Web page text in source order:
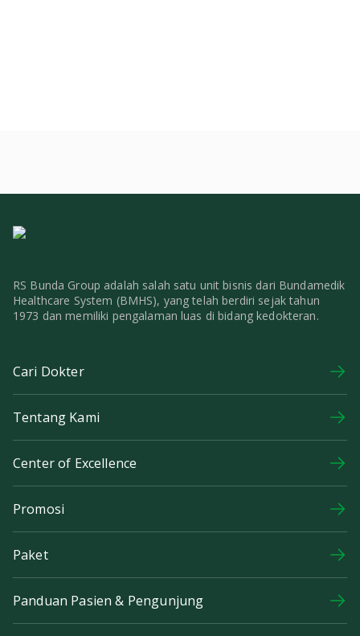
RS Bunda Group adalah salah satu unit bisnis dari Bundamedik
Healthcare System (BMHS), yang telah berdiri sejak tahun
1973 dan memiliki pengalaman luas di bidang kedokteran.
Cari Dokter
Tentang Kami
Center of Excellence
Promosi
Paket
Panduan Pasien & Pengunjung